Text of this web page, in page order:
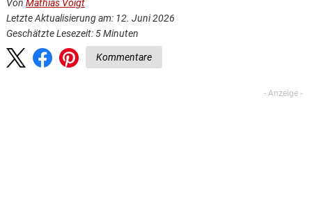
Von Mathias Voigt
Letzte Aktualisierung am: 12. Juni 2026
Geschätzte Lesezeit: 5Minuten
Kommentare